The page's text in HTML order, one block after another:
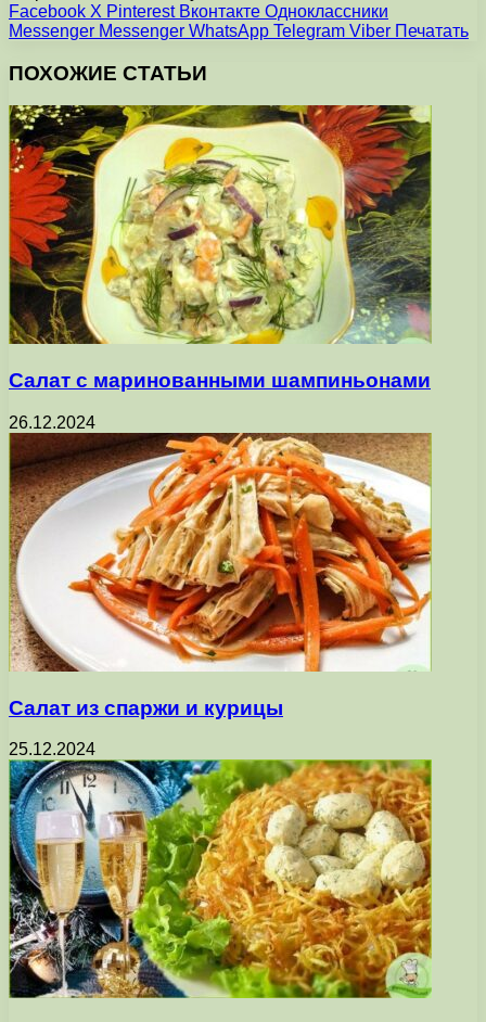
Facebook X Pinterest Вконтакте Одноклассники
Messenger Messenger WhatsApp Telegram Viber Печатать
ПОХОЖИЕ СТАТЬИ
Салат с маринованными шампиньонами
26.12.2024
Салат из спаржи и курицы
25.12.2024